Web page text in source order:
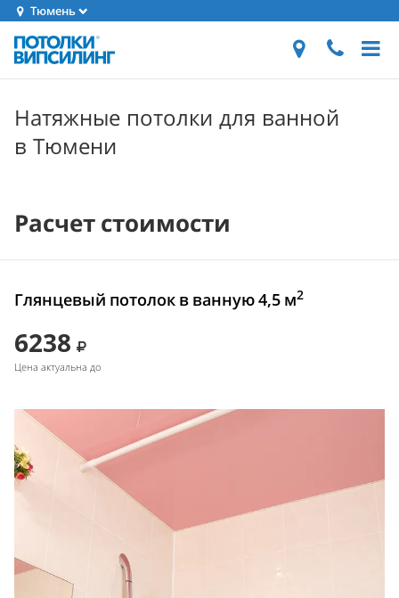
Тюмень
Натяжные потолки для ванной
в Тюмени
Расчет стоимости
Глянцевый потолок в ванную 4,5 м2
6238
Цена актуальна до